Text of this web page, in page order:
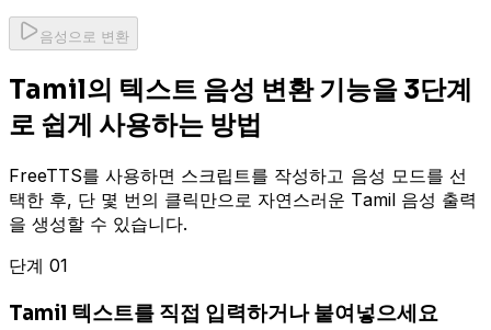
음성으로 변환
Tamil의 텍스트 음성 변환 기능을 3단계
로 쉽게 사용하는 방법
FreeTTS를 사용하면 스크립트를 작성하고 음성 모드를 선
택한 후, 단 몇 번의 클릭만으로 자연스러운 Tamil 음성 출력
을 생성할 수 있습니다.
단계 01
Tamil 텍스트를 직접 입력하거나 붙여넣으세요